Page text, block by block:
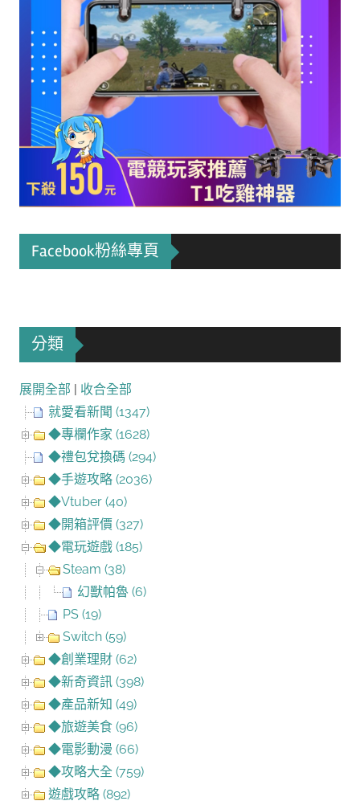
Facebook粉絲專頁
分類
展開全部 | 收合全部
就愛看新聞 (1347)
◆專欄作家 (1628)
◆禮包兌換碼 (294)
◆手遊攻略 (2036)
◆Vtuber (40)
◆開箱評價 (327)
◆電玩遊戲 (185)
Steam (38)
幻獸帕魯 (6)
PS (19)
Switch (59)
◆創業理財 (62)
◆新奇資訊 (398)
◆產品新知 (49)
◆旅遊美食 (96)
◆電影動漫 (66)
◆攻略大全 (759)
遊戲攻略 (892)